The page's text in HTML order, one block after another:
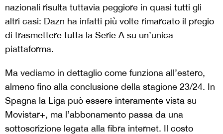
nazionali risulta tuttavia peggiore in quasi tutti gli
altri casi: Dazn ha infatti più volte rimarcato il pregio
di trasmettere tutta la Serie A su un’unica
piattaforma.
Ma vediamo in dettaglio come funziona all’estero,
almeno fino alla conclusione della stagione 23/24. In
Spagna la Liga può essere interamente vista su
Movistar+, ma l’abbonamento passa da una
sottoscrizione legata alla fibra internet. Il costo